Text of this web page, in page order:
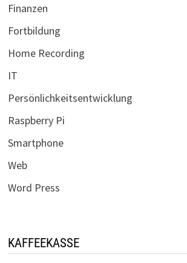
Finanzen
Fortbildung
Home Recording
IT
Persönlichkeitsentwicklung
Raspberry Pi
Smartphone
Web
Word Press
KAFFEEKASSE